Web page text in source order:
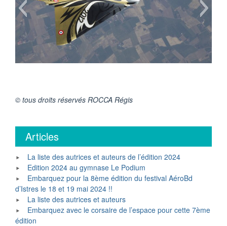
© tous droits réservés ROCCA Régis
Articles
La liste des autrices et auteurs de l’édition 2024
Edition 2024 au gymnase Le Podium
Embarquez pour la 8ème édition du festival AéroBd
d’Istres le 18 et 19 mai 2024 !!
La liste des autrices et auteurs
Embarquez avec le corsaire de l’espace pour cette 7ème
édition